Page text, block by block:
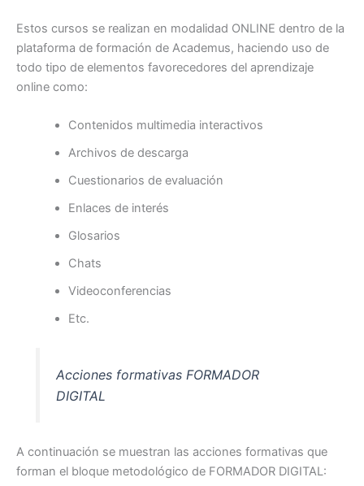
Estos cursos se realizan en modalidad ONLINE dentro de la
plataforma de formación de Academus, haciendo uso de
todo tipo de elementos favorecedores del aprendizaje
online como:
Contenidos multimedia interactivos
Archivos de descarga
Cuestionarios de evaluación
Enlaces de interés
Glosarios
Chats
Videoconferencias
Etc.
Acciones formativas FORMADOR
DIGITAL
A continuación se muestran las acciones formativas que
forman el bloque metodológico de FORMADOR DIGITAL: